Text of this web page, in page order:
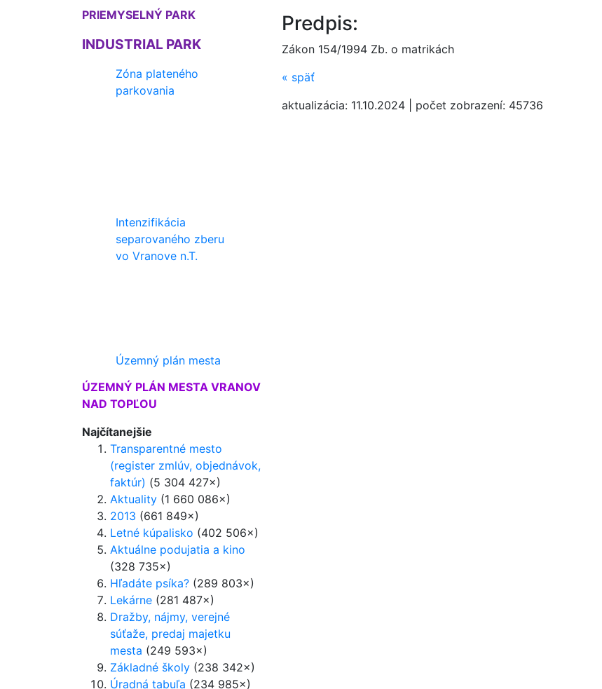
PRIEMYSELNÝ PARK
INDUSTRIAL PARK
Zóna plateného
parkovania
Intenzifikácia
separovaného zberu
vo Vranove n.T.
Územný plán mesta
ÚZEMNÝ PLÁN MESTA VRANOV
NAD TOPĽOU
Najčítanejšie
Transparentné mesto
(register zmlúv, objednávok,
faktúr) (5 304 427×)
Aktuality (1 660 086×)
2013 (661 849×)
Letné kúpalisko (402 506×)
Aktuálne podujatia a kino
(328 735×)
Hľadáte psíka? (289 803×)
Lekárne (281 487×)
Dražby, nájmy, verejné
súťaže, predaj majetku
mesta (249 593×)
Základné školy (238 342×)
Úradná tabuľa (234 985×)
Predpis:
Zákon 154/1994 Zb. o matrikách
« späť
aktualizácia: 11.10.2024 | počet zobrazení: 45736